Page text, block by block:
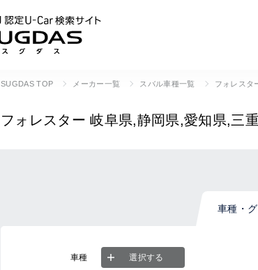
SUGDAS TOP メーカー一覧 スバル車種一覧 フォレスタ
フォレスター岐阜県,静岡県,愛知県,三
車種・
車種 選択する